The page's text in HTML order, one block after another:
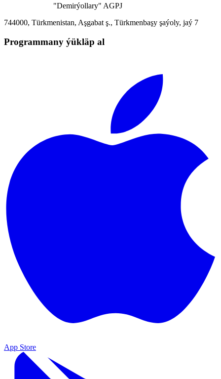
"Demirýollary" AGPJ
744000, Türkmenistan, Aşgabat ş., Türkmenbaşy şaýoly, jaý 7
Programmany ýükläp al
App Store